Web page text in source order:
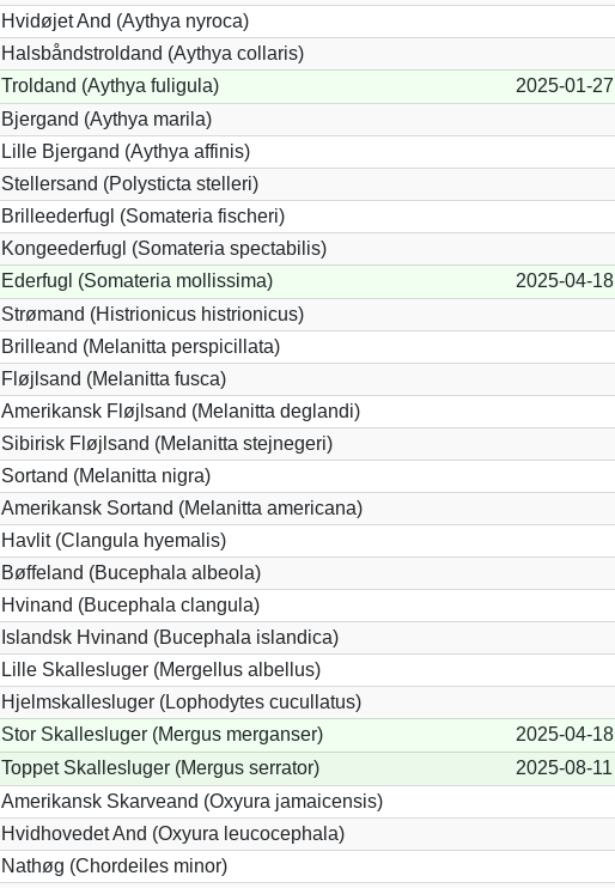
Hvidøjet And (Aythya nyroca)
Halsbåndstroldand (Aythya collaris)
Troldand (Aythya fuligula) 2025-01-27
Bjergand (Aythya marila)
Lille Bjergand (Aythya affinis)
Stellersand (Polysticta stelleri)
Brilleederfugl (Somateria fischeri)
Kongeederfugl (Somateria spectabilis)
Ederfugl (Somateria mollissima) 2025-04-18
Strømand (Histrionicus histrionicus)
Brilleand (Melanitta perspicillata)
Fløjlsand (Melanitta fusca)
Amerikansk Fløjlsand (Melanitta deglandi)
Sibirisk Fløjlsand (Melanitta stejnegeri)
Sortand (Melanitta nigra)
Amerikansk Sortand (Melanitta americana)
Havlit (Clangula hyemalis)
Bøffeland (Bucephala albeola)
Hvinand (Bucephala clangula)
Islandsk Hvinand (Bucephala islandica)
Lille Skallesluger (Mergellus albellus)
Hjelmskallesluger (Lophodytes cucullatus)
Stor Skallesluger (Mergus merganser) 2025-04-18
Toppet Skallesluger (Mergus serrator) 2025-08-11
Amerikansk Skarveand (Oxyura jamaicensis)
Hvidhovedet And (Oxyura leucocephala)
Nathøg (Chordeiles minor)